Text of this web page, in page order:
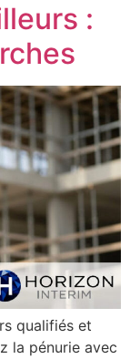
:
qualifiés et
la pénurie avec